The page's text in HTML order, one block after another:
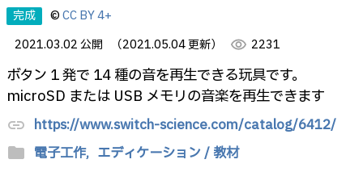
完成 ©CC BY 4+
2021.03.02 公開
（2021.05.04 更新） visibility 2231
ボタン 1 発で 14 種の音を再生できる玩具です。
microSD または USB メモリの音楽を再生できます
link https://www.switch-science.com/catalog/6412/
folder 電子工作, エディケーション / 教材